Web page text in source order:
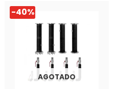
-40%
AGOTADO
El
precio
$3.329.990.
El
precio
$1.999.990.